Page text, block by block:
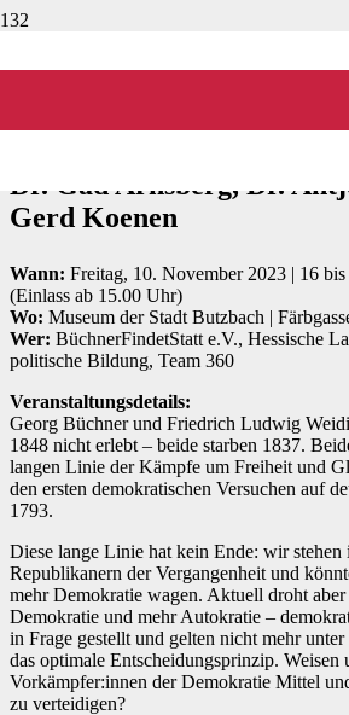
Dr. Gad Arnsberg, Dr.
Gerd Koenen
Wann: Freitag, 10. November 2023 | 16
(Einlass ab 15.00 Uhr)
Wo: Museum der Stadt Butzbach |
Wer: BüchnerFindetStatt e.V., Hessische
politische Bildung, Team 360
Veranstaltungsdetails:
Georg Büchner und Friedrich Ludwig
1848 nicht erlebt – beide starben 1837.
langen Linie der Kämpfe um Freiheit und
den ersten demokratischen Versuchen auf
1793.
Diese lange Linie hat kein Ende: wir
Republikanern der Vergangenheit und
mehr Demokratie wagen. Aktuell droht aber
Demokratie und mehr Autokratie –
in Frage gestellt und gelten nicht mehr
das optimale Entscheidungsprinzip. Weisen
Vorkämpfer:innen der Demokratie Mittel
zu verteidigen?